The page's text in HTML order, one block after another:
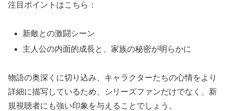
注目ポイントはこちら：
新敵との激闘シーン
主人公の内面的成長と、家族の秘密が明らかに
物語の奥深くに切り込み、キャラクターたちの心情をより
詳細に描写しているため、シリーズファンだけでなく、新
規視聴者にも強い印象を与えることでしょう。